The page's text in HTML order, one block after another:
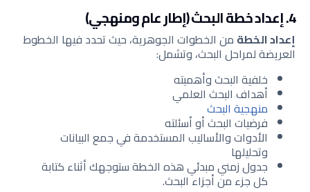
4. إعداد خطة البحث (إطار عام ومنهجي)
إعداد الخطةمن الخطوات الجوهرية، حيث تحدد فيها الخطوط
العريضة لمراحل البحث، وتشمل:
خلفية البحث وأهميته
أهداف البحث العلمي
منهجية البحث
فرضيات البحث أو أسئلته
الأدوات والأساليب المستخدمة في جمع البيانات
وتحليلها
جدول زمني مبدئي هذه الخطة ستوجهك أثناء كتابة
كل جزء من أجزاء البحث.